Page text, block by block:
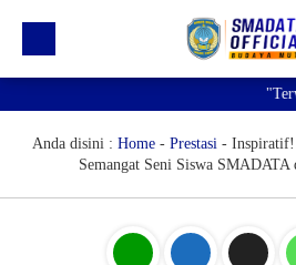
Profil
Anda disini : Home- Prestasi- Inspiratif!
Semangat Seni Siswa